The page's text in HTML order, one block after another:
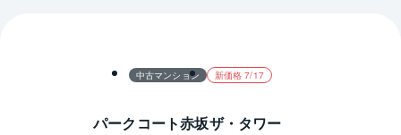
中古マンション 新価格 7/17
パークコート赤坂ザ・タワー